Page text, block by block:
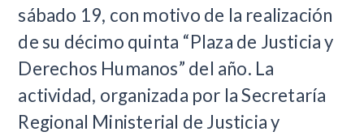
sábado 19, con motivo de la realización
de su décimo quinta “Plaza de Justicia y
Derechos Humanos” del año. La
actividad, organizada por la Secretaría
Regional Ministerial de Justicia y